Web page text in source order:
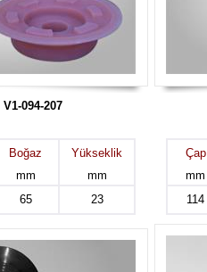
V1-094-207
Boğaz
mm
Yükseklik
mm
65 23
Çap
mm
114